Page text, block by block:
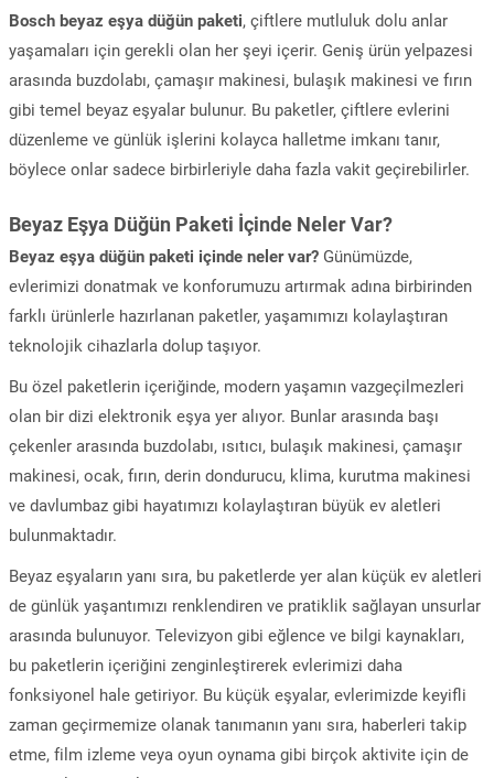
Bosch beyaz eşya düğün paketi, çiftlere mutluluk dolu anlar
yaşamaları için gerekli olan her şeyi içerir. Geniş ürün yelpazesi
arasında buzdolabı, çamaşır makinesi, bulaşık makinesi ve fırın
gibi temel beyaz eşyalar bulunur. Bu paketler, çiftlere evlerini
düzenleme ve günlük işlerini kolayca halletme imkanı tanır,
böylece onlar sadece birbirleriyle daha fazla vakit geçirebilirler.
Beyaz Eşya Düğün Paketi İçinde Neler Var?
Beyaz eşya düğün paketi içinde neler var? Günümüzde,
evlerimizi donatmak ve konforumuzu artırmak adına birbirinden
farklı ürünlerle hazırlanan paketler, yaşamımızı kolaylaştıran
teknolojik cihazlarla dolup taşıyor.
Bu özel paketlerin içeriğinde, modern yaşamın vazgeçilmezleri
olan bir dizi elektronik eşya yer alıyor. Bunlar arasında başı
çekenler arasında buzdolabı, ısıtıcı, bulaşık makinesi, çamaşır
makinesi, ocak, fırın, derin dondurucu, klima, kurutma makinesi
ve davlumbaz gibi hayatımızı kolaylaştıran büyük ev aletleri
bulunmaktadır.
Beyaz eşyaların yanı sıra, bu paketlerde yer alan küçük ev aletleri
de günlük yaşantımızı renklendiren ve pratiklik sağlayan unsurlar
arasında bulunuyor. Televizyon gibi eğlence ve bilgi kaynakları,
bu paketlerin içeriğini zenginleştirerek evlerimizi daha
fonksiyonel hale getiriyor. Bu küçük eşyalar, evlerimizde keyifli
zaman geçirmemize olanak tanımanın yanı sıra, haberleri takip
etme, film izleme veya oyun oynama gibi birçok aktivite için de